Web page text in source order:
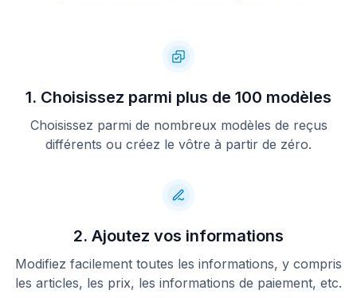
1. Choisissez parmi plus de 100 modèles
Choisissez parmi de nombreux modèles de reçus
différents ou créez le vôtre à partir de zéro.
2. Ajoutez vos informations
Modifiez facilement toutes les informations, y compris
les articles, les prix, les informations de paiement, etc.